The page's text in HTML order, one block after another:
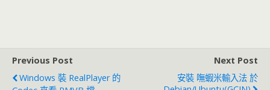
Previous Post
Windows 裝 RealPlayer 的
Next Post
安裝 嘸蝦米輸入法 於